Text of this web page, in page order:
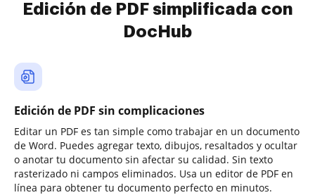
Edición de PDF simplificada con
DocHub
Edición de PDF sin complicaciones
Editar un PDF es tan simple como trabajar en un documento
de Word. Puedes agregar texto, dibujos, resaltados y ocultar
o anotar tu documento sin afectar su calidad. Sin texto
rasterizado ni campos eliminados. Usa un editor de PDF en
línea para obtener tu documento perfecto en minutos.